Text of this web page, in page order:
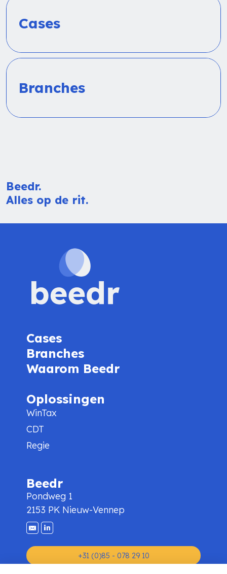
Cases
Branches
Beedr.
Alles op de rit.
Cases
Branches
Waarom Beedr
Oplossingen
WinTax
CDT
Regie
Beedr
Pondweg 1
2153 PK Nieuw-Vennep
+31 (0)85 - 078 29 10